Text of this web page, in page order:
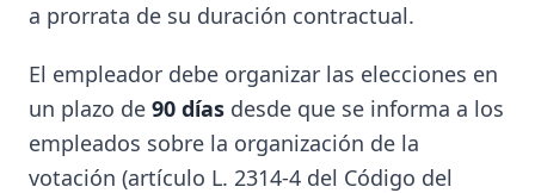
a prorrata de su duración contractual.
El empleador debe organizar las elecciones en
un plazo de 90 días desde que se informa a los
empleados sobre la organización de la
votación (artículo L. 2314-4 del Código del